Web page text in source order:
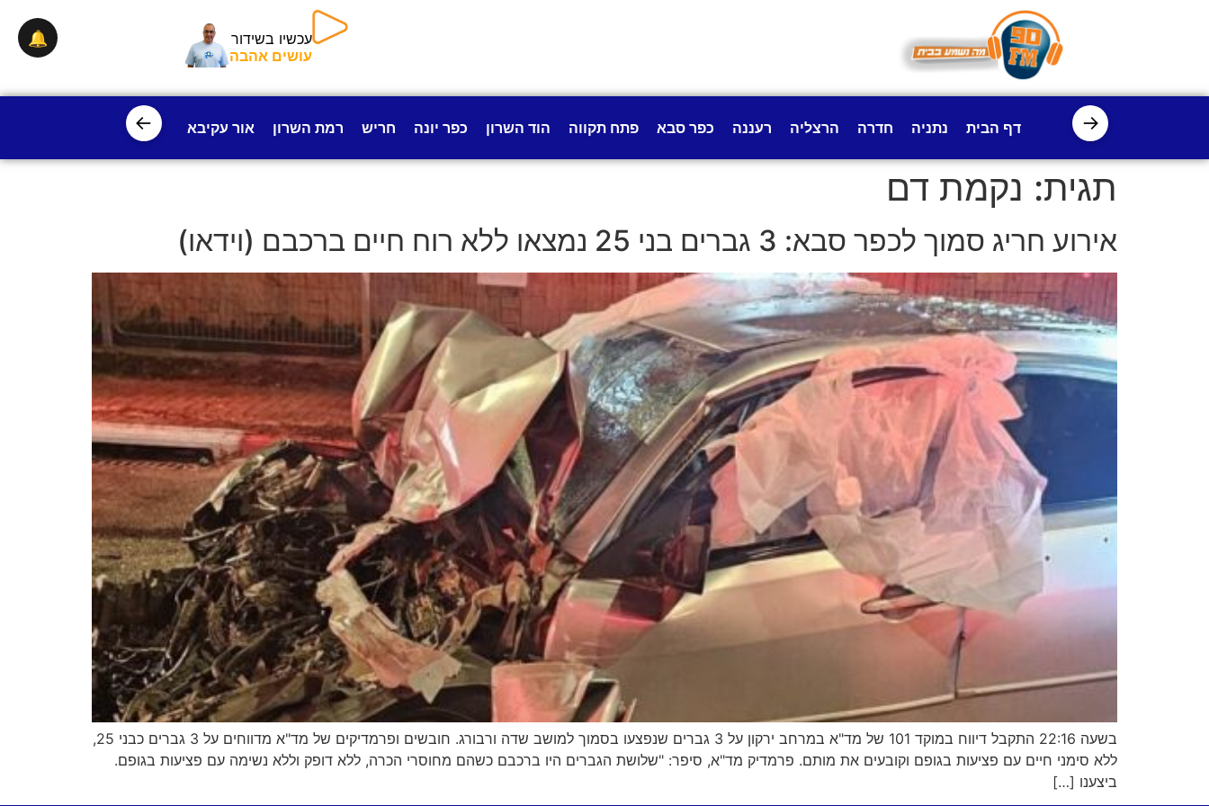
עכשיו בשידור
עושים אהבה
→ דף הבית נתניה חדרה הרצליה רעננה כפר סבא פתח תקווה הוד השרון כפר יונה חריש רמת השרון אור עקיבא פרדס חנה
←
תגית: נקמת דם
אירוע חריג סמוך לכפר סבא: 3 גברים בני 25 נמצאו ללא רוח חיים ברכבם (וידאו)
בשעה 22:16 התקבל דיווח במוקד 101 של מד"א במרחב ירקון על 3 גברים שנפצעו בסמוך למושב שדה ורבורג. חובשים ופרמדיקים של מד"א מדווחים על 3 גברים כבני 25,
ללא סימני חיים עם פציעות בגופם וקובעים את מותם. פרמדיק מד"א, סיפר: "שלושת הגברים היו ברכבם כשהם מחוסרי הכרה, ללא דופק וללא נשימה עם פציעות בגופם.
ביצענו […]
🔔